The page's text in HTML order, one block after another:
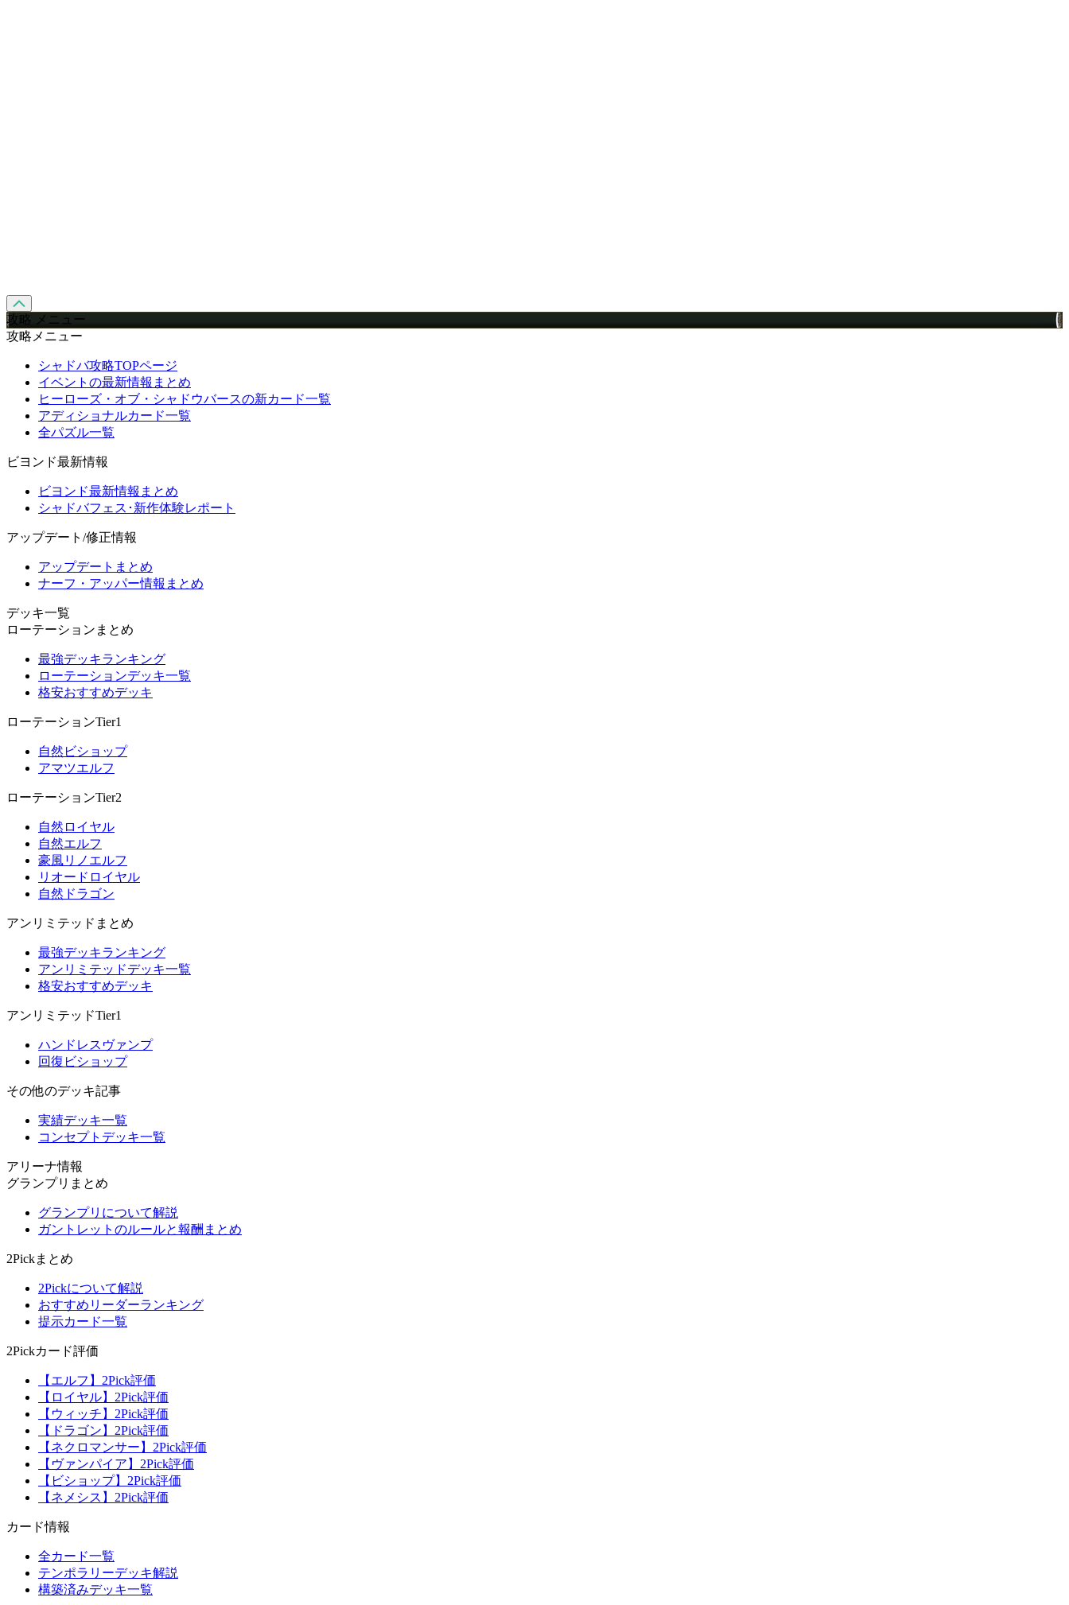
攻略 メニュー
攻略メニュー
シャドバ攻略TOPページ
イベントの最新情報まとめ
ヒーローズ・オブ・シャドウバースの新カード一覧
アディショナルカード一覧
全パズル一覧
ビヨンド最新情報
ビヨンド最新情報まとめ
シャドバフェス･新作体験レポート
アップデート/修正情報
アップデートまとめ
ナーフ・アッパー情報まとめ
デッキ一覧
ローテーションまとめ
最強デッキランキング
ローテーションデッキ一覧
格安おすすめデッキ
ローテーションTier1
自然ビショップ
アマツエルフ
ローテーションTier2
自然ロイヤル
自然エルフ
豪風リノエルフ
リオードロイヤル
自然ドラゴン
アンリミテッドまとめ
最強デッキランキング
アンリミテッドデッキ一覧
格安おすすめデッキ
アンリミテッドTier1
ハンドレスヴァンプ
回復ビショップ
その他のデッキ記事
実績デッキ一覧
コンセプトデッキ一覧
アリーナ情報
グランプリまとめ
グランプリについて解説
ガントレットのルールと報酬まとめ
2Pickまとめ
2Pickについて解説
おすすめリーダーランキング
提示カード一覧
2Pickカード評価
【エルフ】2Pick評価
【ロイヤル】2Pick評価
【ウィッチ】2Pick評価
【ドラゴン】2Pick評価
【ネクロマンサー】2Pick評価
【ヴァンパイア】2Pick評価
【ビショップ】2Pick評価
【ネメシス】2Pick評価
カード情報
全カード一覧
テンポラリーデッキ解説
構築済みデッキ一覧